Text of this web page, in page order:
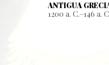
ANTIGUA
1200 a. C.–146 a. C